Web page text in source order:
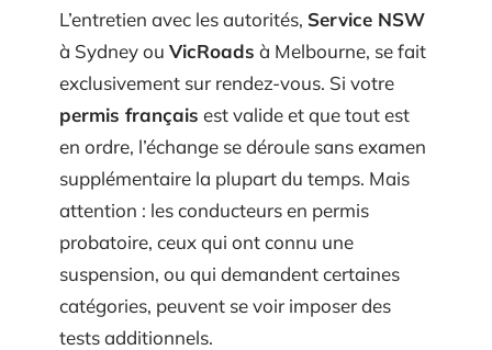
L’entretien avec les autorités, Service NSW
à Sydney ou VicRoads à Melbourne, se fait
exclusivement sur rendez-vous. Si votre
permis français est valide et que tout est
en ordre, l’échange se déroule sans examen
supplémentaire la plupart du temps. Mais
attention : les conducteurs en permis
probatoire, ceux qui ont connu une
suspension, ou qui demandent certaines
catégories, peuvent se voir imposer des
tests additionnels.